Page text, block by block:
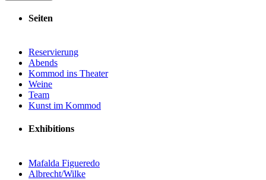
Seiten
Reservierung
Abends
Kommod ins Theater
Weine
Team
Kunst im Kommod
Exhibitions
Mafalda Figueredo
Albrecht/Wilke